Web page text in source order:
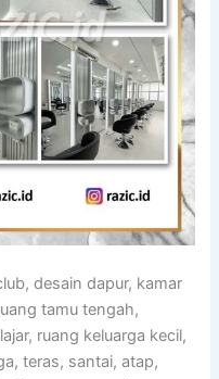
desain dapur, kamar
tamu tengah,
ruang keluarga kecil,
teras, santai, atap,